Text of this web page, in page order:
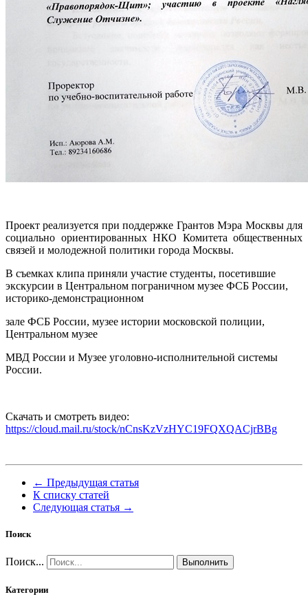
Проект реализуется при поддержке Грантов Мэра Москвы для
социально ориентированных НКО Комитета общественных
связей и молодежной политики города Москвы.
В съемках клипа приняли участие студенты, посетившие
экскурсии в Центральном пограничном музее ФСБ России,
историко-демонстрационном
зале ФСБ России, музее истории московской полиции,
Центральном музее
МВД России и Музее уголовно-исполнительной системы
России.
Скачать и смотреть видео:
https://cloud.mail.ru/stock/nCnsKzVzHYC19FQXQACjrBBg
← Предыдущая статья
К списку статей
Следующая статья →
Поиск
Поиск... Выполнить
Категории